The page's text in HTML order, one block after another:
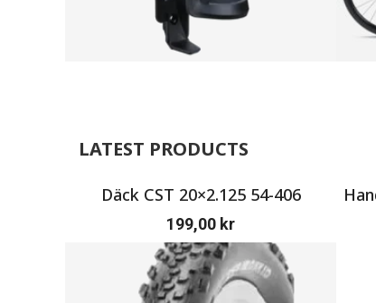
LATEST PRODUCTS
Däck CST 20×2.125 54-406
199,00 kr